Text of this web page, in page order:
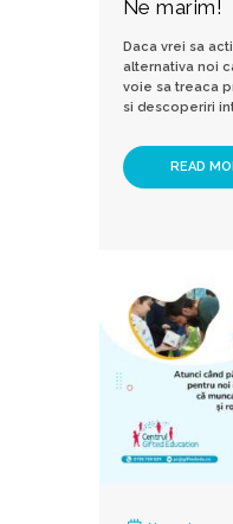
Ne marim!
Daca vrei sa
alternativa noi
voie sa treaca
si descoperiri
READ